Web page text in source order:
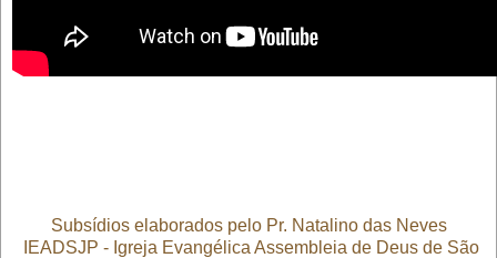
Subsídios elaborados pelo Pr. Natalino das Neves
IEADSJP - Igreja Evangélica Assembleia de Deus de São